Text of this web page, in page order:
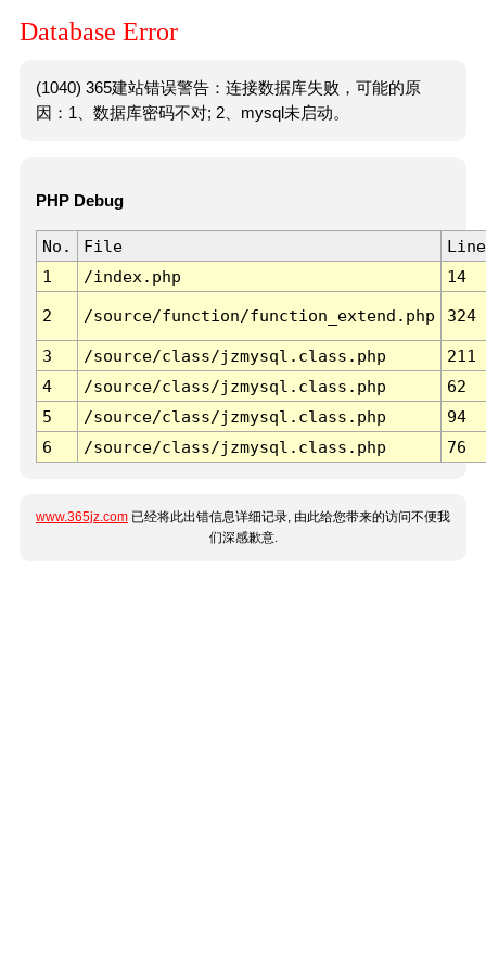
Database Error
(1040) 365建站错误警告：连接数据库失败，可能的原
因：1、数据库密码不对; 2、mysql未启动。
PHP Debug
No. File
Line
1
/index.php 14
2 /source/function/function_extend.php 324
3 /source/class/jzmysql.class.php
211
4
/source/class/jzmysql.class.php
62
5
/source/class/jzmysql.class.php
94
6
/source/class/jzmysql.class.php 76
www.365jz.com 已经将此出错信息详细记录, 由此给您带来的访问不便我
们深感歉意.